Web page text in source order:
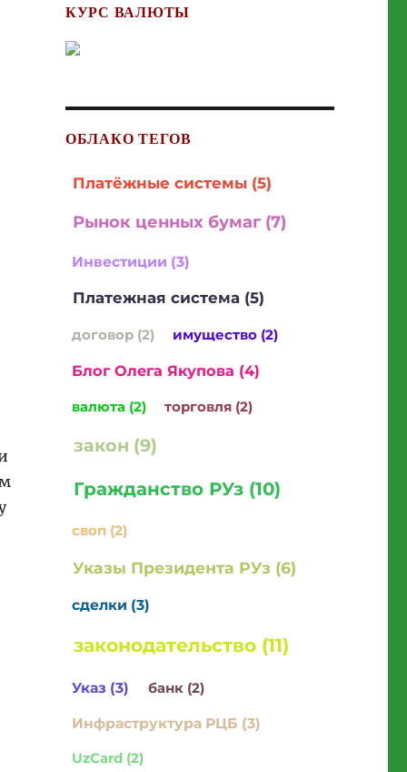
или сумовый.”
КУРС ВАЛЮТЫ
ОБЛАКО ТЕГОВ
Платёжные системы (5)
Рынок ценных бумаг (7)
Инвестиции (3)
Платежная система (5)
договор (2) имущество (2)
Блог Олега Якупова (4)
валюта (2) торговля (2)
закон (9)
Гражданство РУз (10)
своп (2)
Указы Президента РУз (6)
сделки (3)
законодательство (11)
Указ (3) банк (2)
Инфраструктура РЦБ (3)
UzCard (2)